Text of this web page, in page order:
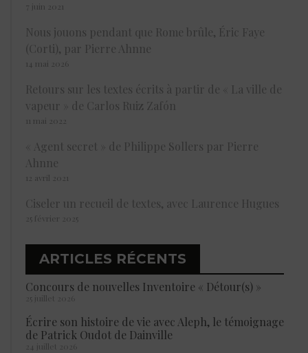
7 juin 2021
Nous jouons pendant que Rome brûle, Éric Faye
(Corti), par Pierre Ahnne
14 mai 2026
Retours sur les textes écrits à partir de « La ville de
vapeur » de Carlos Ruiz Zafón
11 mai 2022
« Agent secret » de Philippe Sollers par Pierre
Ahnne
12 avril 2021
Ciseler un recueil de textes, avec Laurence Hugues
25 février 2025
ARTICLES RÉCENTS
Concours de nouvelles Inventoire « Détour(s) »
25 juillet 2026
Écrire son histoire de vie avec Aleph, le témoignage
de Patrick Oudot de Dainville
24 juillet 2026